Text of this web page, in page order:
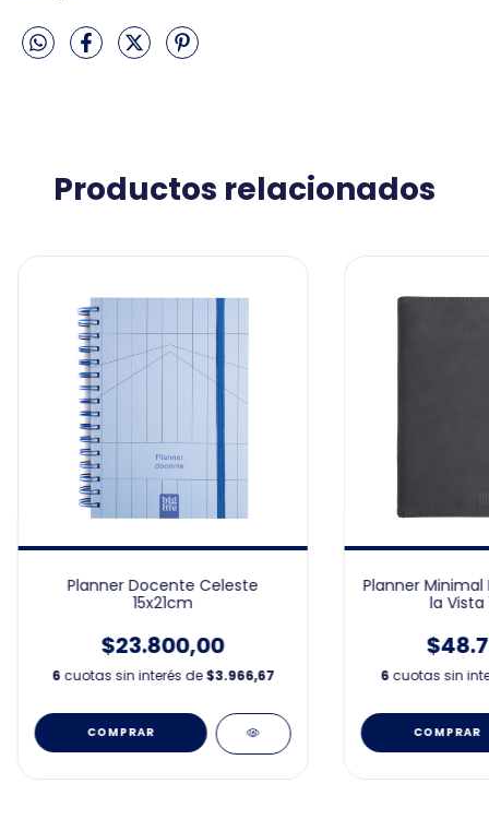
Productos relacionados
Planner Docente Celeste
15x21cm
$23.800,00
6 cuotas sin interés de$3.966,67
Planner
la Vista
6 cuotas sin